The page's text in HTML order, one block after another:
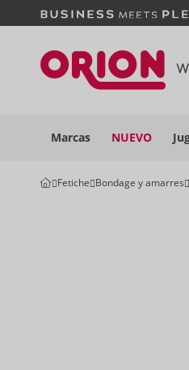
Marcas NUEVO
Fetiche Bondage y amarres